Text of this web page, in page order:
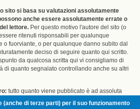
sito si basa su valutazioni assolutamente
anche essere assolutamente errate o
lettore. Per questo motivo l'autore del sito (o
ritenuti risponsabili per qualunque
o fuorviante, o per qualunque danno subito dal
deciso di seguire quanto qui scritto.
da qualcosa scritta qui vi consigliamo di
di quanto segnalato controllando anche su altri
tutto quanto viene pubblicato è ad assoluta
qualunque commento di terzi, senza dover
(anche di terze parti) per il suo funzionamento